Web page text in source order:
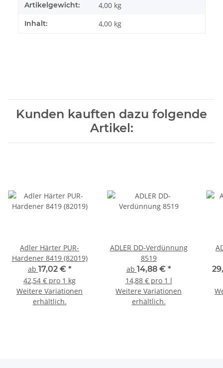
Artikelgewicht: 4,00 kg
Inhalt: 4,00 kg
Kunden kauften dazu folgende
Artikel:
Adler Härter PUR-
Hardener 8419 (82019)
ab 17,02 € *
42,54 € pro 1 kg
Weitere Variationen
erhältlich.
ADLER DD-Verdünnung
8519
ab 14,88 € *
14,88 € pro 1 l
Weitere Variationen
erhältlich.